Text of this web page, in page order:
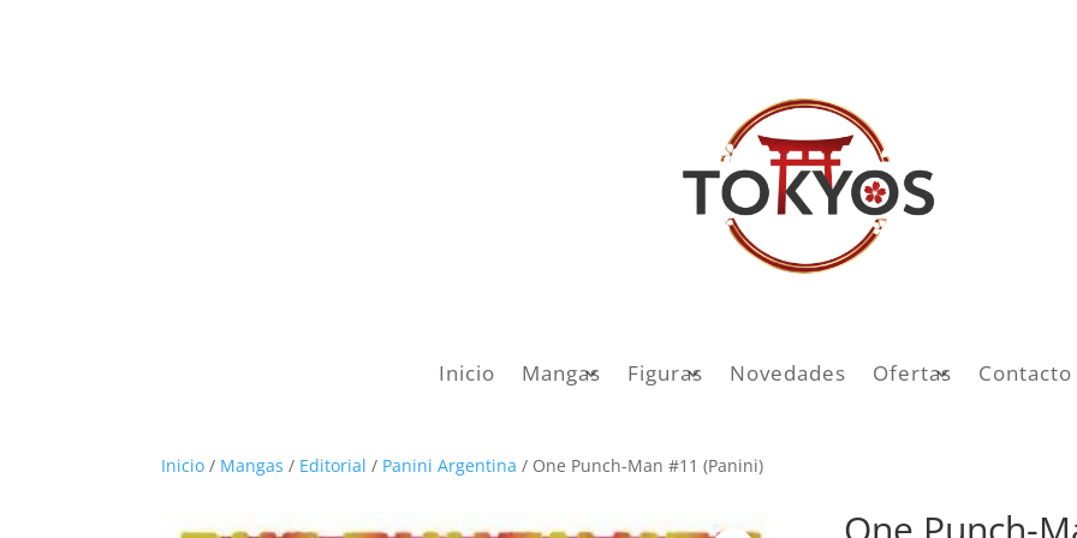
Inicio Mangas Figuras Novedades Ofertas Contacto
Inicio / Mangas / Editorial / Panini Argentina / One Punch-Man #11 (Panini)